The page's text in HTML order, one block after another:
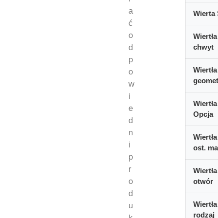
a
ć
o
d
p
o
w
i
e
d
n
i
p
r
o
d
u
Wierta
Wiertła
chwyt
Wiertła
Wiertła
Opcja
Wiertła
ost.
Wiertła
otwór
Wiertła
rodzaj